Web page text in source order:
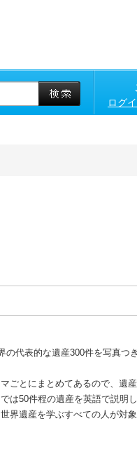
ログ
代表的な遺産300件を写真つき
ごとにまとめてあるので、遺産
は50件程の遺産を英語で説明し
界遺産を学ぶすべての人が対象